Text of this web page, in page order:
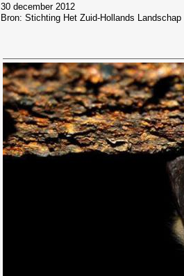
30 december 2012
Bron: Stichting Het Zuid-Hollands Landschap